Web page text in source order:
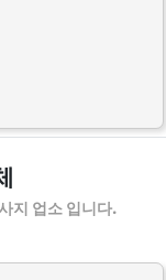
지 업소 입니다.